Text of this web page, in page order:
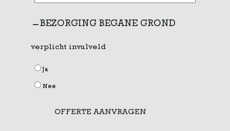
BEZORGING BEGANE GROND
verplicht invulveld
Ja
Nee
OFFERTE AANVRAGEN